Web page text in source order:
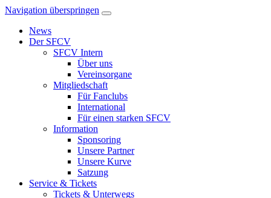
Navigation überspringen
News
Der SFCV
SFCV Intern
Über uns
Vereinsorgane
Mitgliedschaft
Für Fanclubs
International
Für einen starken SFCV
Information
Sponsoring
Unsere Partner
Unsere Kurve
Satzung
Service & Tickets
Tickets & Unterwegs